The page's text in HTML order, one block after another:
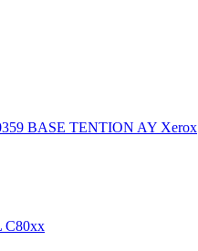
BASE TENTION AY Xerox
C80xx